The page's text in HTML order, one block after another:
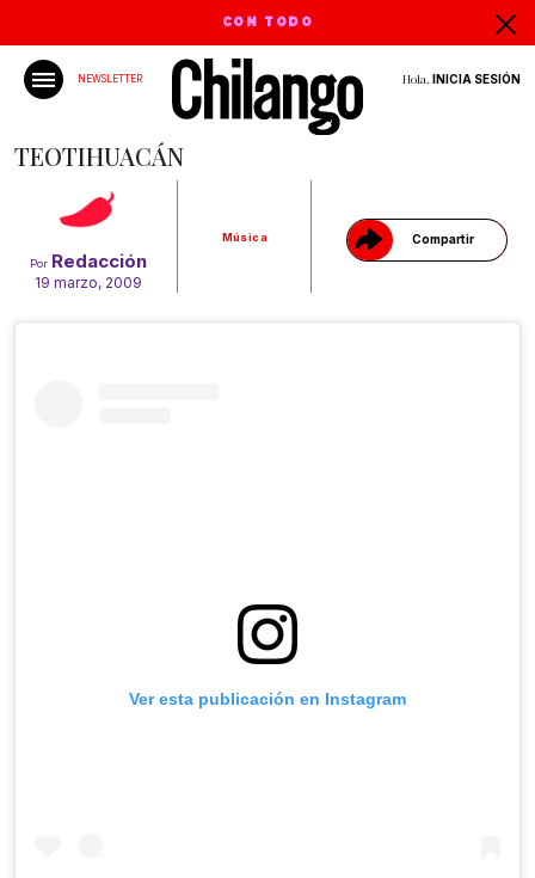
CON TODO
NEWSLETTER Hola, INICIA SESIÓN
Por Redacción
19 marzo, 2009
Música Compartir
TEOTIHUACÁN
Ver esta publicación en Instagram